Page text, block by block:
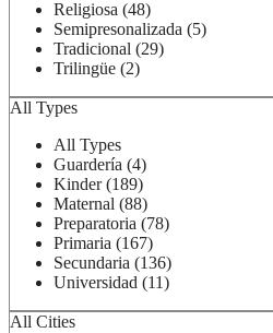
Religiosa (48)
Semipresonalizada (5)
Tradicional (29)
Trilingüe (2)
All Types
All Types
Guardería (4)
Kinder (189)
Maternal (88)
Preparatoria (78)
Primaria (167)
Secundaria (136)
Universidad (11)
All Cities